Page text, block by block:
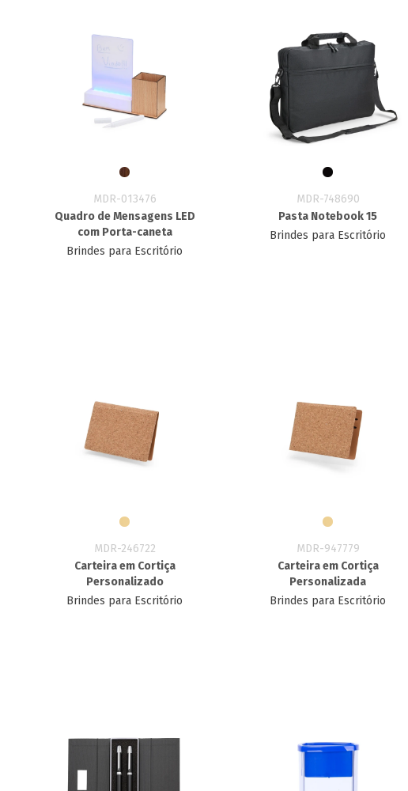
MDR-013476
Quadro de Mensagens LED
com Porta-caneta
Brindes para Escritório
MDR-748690
Pasta Notebook 15
Brindes para Escritório
MDR-246722
Carteira em Cortiça
Personalizado
Brindes para Escritório
MDR-947779
Carteira em Cortiça
Personalizada
Brindes para Escritório